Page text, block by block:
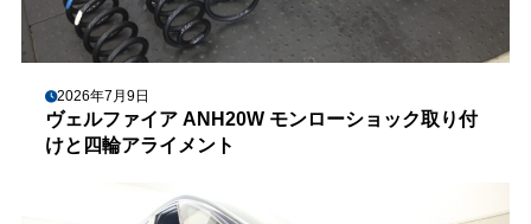
2026年7月9日
ヴェルファイア ANH20W モンローショック取り付
けと四輪アライメント